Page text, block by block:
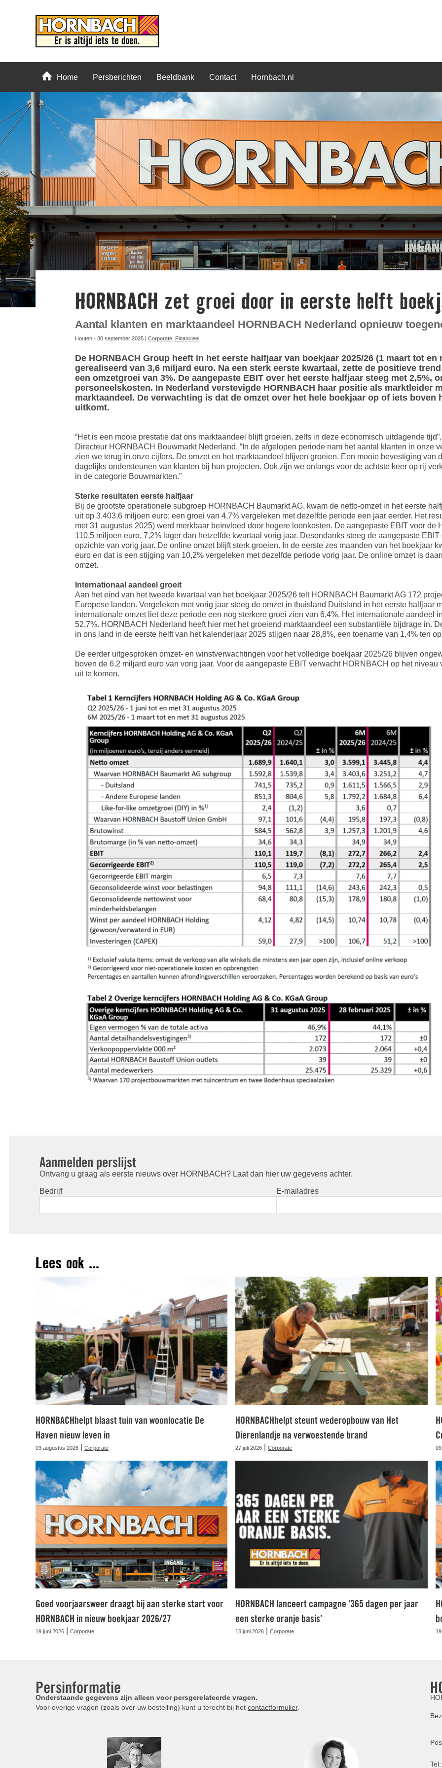
Home Persberichten Beeldbank Contact Hornbach.nl
HORNBACH zet groei door in eerste helft
Aantal klanten en marktaandeel HORNBACH Nederland opnieuw
Houten - 30 september 2025 | Corporate Financieel
De HORNBACH Group heeft in het eerste halfjaar van boekjaar 2025/26 (1 maart tot en
gerealiseerd van 3,6 miljard euro. Na een sterk eerste kwartaal, zette de positieve
een omzetgroei van 3%. De aangepaste EBIT over het eerste halfjaar steeg met 2,5%,
personeelskosten. In Nederland verstevigde HORNBACH haar positie als marktleider
marktaandeel. De verwachting is dat de omzet over het hele boekjaar op of iets boven
uitkomt.
“Het is een mooie prestatie dat ons marktaandeel blijft groeien, zelfs in deze economisch uitdagende
Directeur HORNBACH Bouwmarkt Nederland. “In de afgelopen periode nam het aantal klanten in onze
zien we terug in onze cijfers. De omzet en het marktaandeel blijven groeien. Een mooie bevestiging van
dagelijks ondersteunen van klanten bij hun projecten. Ook zijn we onlangs voor de achtste keer op rij
in de categorie Bouwmarkten.”
Sterke resultaten eerste halfjaar
Bij de grootste operationele subgroep HORNBACH Baumarkt AG, kwam de netto-omzet in het eerste
uit op 3.403,6 miljoen euro; een groei van 4,7% vergeleken met dezelfde periode een jaar eerder. Het
met 31 augustus 2025) werd merkbaar beïnvloed door hogere loonkosten. De aangepaste EBIT voor de
110,5 miljoen euro, 7,2% lager dan hetzelfde kwartaal vorig jaar. Desondanks steeg de aangepaste
opzichte van vorig jaar. De online omzet blijft sterk groeien. In de eerste zes maanden van het boekjaar
euro en dat is een stijging van 10,2% vergeleken met dezelfde periode vorig jaar. De online omzet is
omzet.
Internationaal aandeel groeit
Aan het eind van het tweede kwartaal van het boekjaar 2025/26 telt HORNBACH Baumarkt AG 172
Europese landen. Vergeleken met vorig jaar steeg de omzet in thuisland Duitsland in het eerste halfjaar
internationale omzet liet deze periode een nog sterkere groei zien van 6,4%. Het internationale aandeel
52,7%. HORNBACH Nederland heeft hier met het groeiend marktaandeel een substantiële bijdrage in.
in ons land in de eerste helft van het kalenderjaar 2025 stijgen naar 28,8%, een toename van 1,4% ten
De eerder uitgesproken omzet- en winstverwachtingen voor het volledige boekjaar 2025/26 blijven
boven de 6,2 miljard euro van vorig jaar. Voor de aangepaste EBIT verwacht HORNBACH op het
uit te komen.
Aanmelden perslijst
Ontvang u graag als eerste nieuws over HORNBACH? Laat dan hier uw gegevens achter.
Bedrijf E-mailadres
Lees ook ...
HORNBACHhelpt blaast tuin van woonlocatie De
Haven nieuw leven in
03 augustus 2026 Corporate
HORNBACHhelpt steunt wederopbouw van Het
Dierenlandje na verwoestende brand
27 juli 2026 |Corporate
Goed voorjaarsweer draagt bij aan sterke start voor
HORNBACH in nieuw boekjaar 2026/27
19 juni 2026 Corporate
HORNBACH lanceert campagne ‘365 dagen per jaar
een sterke oranje basis’
15 juni 2026 |Corporate
Persinformatie
Onderstaande gegevens zijn alleen voor persgerelateerde vragen.
Voor overige vragen (zoals over uw bestelling) kunt u terecht bij het contactformulier.
Tel.: